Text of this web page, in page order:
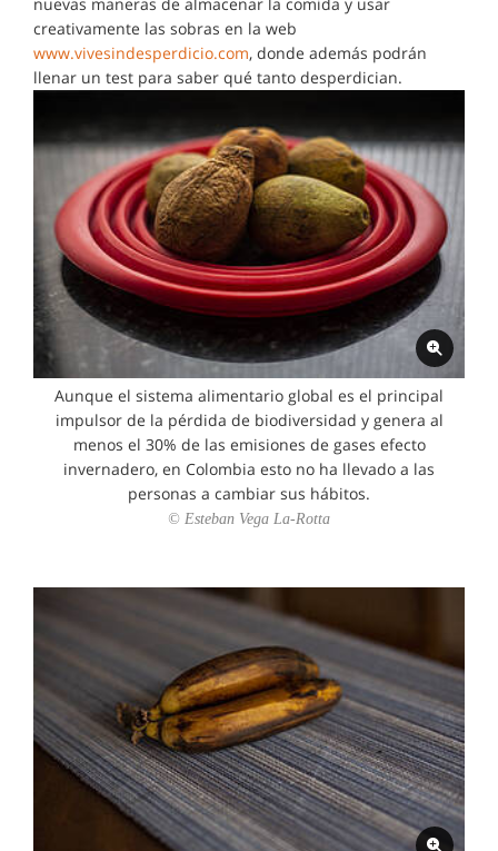
creativamente las sobras en la web
www.vivesindesperdicio.com, donde además podrán
llenar un test para saber qué tanto desperdician.
Aunque el sistema alimentario global es el principal
impulsor de la pérdida de biodiversidad y genera al
menos el 30% de las emisiones de gases efecto
invernadero, en Colombia esto no ha llevado a las
personas a cambiar sus hábitos.
© Esteban Vega La-Rotta